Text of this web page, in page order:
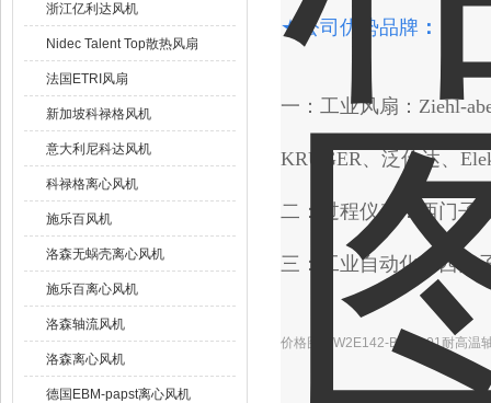
浙江亿利达风机
Nidec Talent Top散热风扇
法国ETRI风扇
新加坡科禄格风机
意大利尼科达风机
科禄格离心风机
施乐百风机
洛森无蜗壳离心风机
施乐百离心风机
洛森轴流风机
洛森离心风机
德国EBM-papst离心风机
★ 公司优势品牌 ：
一：工业风扇：Ziehl-
KRUGER、泛仕达、
二：过程仪表：西门子
三：工业自动化：西门
价格图片W2E142-BB01-01耐高温